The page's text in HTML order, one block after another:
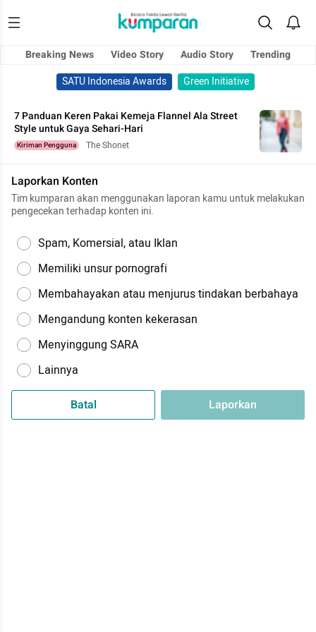
Breaking News Video Story Audio Story
Trending
SATU Indonesia Awards
Green Initiative
7 Panduan Keren Pakai Kemeja Flannel Ala Street
Style untuk Gaya Sehari-Hari
Kiriman Pengguna The Shonet
Laporkan Konten
Tim kumparan akan menggunakan laporan kamu untuk melakukan
pengecekan terhadap konten ini.
Spam, Komersial, atau Iklan
Memiliki unsur pornografi
Membahayakan atau menjurus tindakan berbahaya
Mengandung konten kekerasan
Menyinggung SARA
Lainnya
Batal Laporkan